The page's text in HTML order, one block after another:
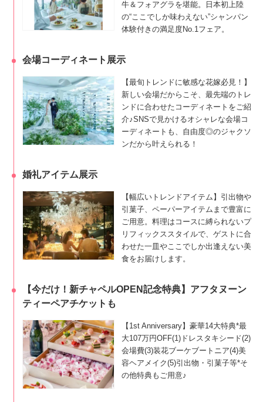
牛＆フォアグラを堪能。日本初上陸
の“ここでしか味わえない”シャンパン
体験付きの満足度No.1フェア。
会場コーディネート展示
【最旬トレンドに敏感な花嫁必見！】
新しい会場だからこそ、最先端のトレ
ンドに合わせたコーディネートをご紹
介♪SNSで見かけるオシャレな会場コ
ーディネートも、自由度◎のジャクソ
ンだから叶えられる！
婚礼アイテム展示
【幅広いトレンドアイテム】引出物や
引菓子、ペーパーアイテムまで豊富に
ご用意。料理はコースに縛られないプ
リフィックススタイルで、ゲストに合
わせた一皿やここでしか出逢えない美
食をお届けします。
【今だけ！新チャペルOPEN記念特典】アフタヌーン
ティーペアチケットも
【1st Anniversary】豪華14大特典*最
大107万円OFF(1)ドレスタキシード(2)
会場費(3)装花ブーケブートニア(4)美
容ヘアメイク(5)引出物・引菓子等*そ
の他特典もご用意♪